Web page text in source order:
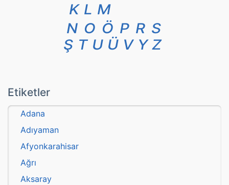
K L M
N O Ö P R S
Ş T U Ü V Y Z
Etiketler
Adana
Adıyaman
Afyonkarahisar
Ağrı
Aksaray